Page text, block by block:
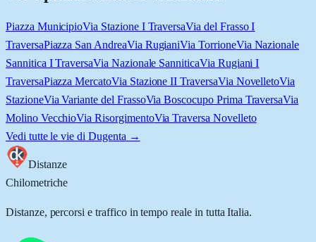
Piazza MunicipioVia Stazione I TraversaVia del Frasso I
TraversaPiazza San AndreaVia RugianiVia TorrioneVia Nazionale
Sannitica I TraversaVia Nazionale SanniticaVia Rugiani I
TraversaPiazza MercatoVia Stazione II TraversaVia NovelletoVia
StazioneVia Variante del FrassoVia Boscocupo Prima TraversaVia
Molino VecchioVia RisorgimentoVia Traversa Novelleto
Vedi tutte le vie di Dugenta →
Distanze
Chilometriche
Distanze, percorsi e traffico in tempo reale in tutta Italia.